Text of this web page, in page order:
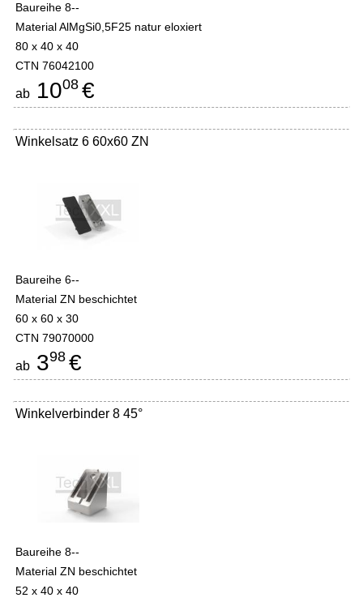
Baureihe 8--
Material AlMgSi0,5F25 natur eloxiert
80 x 40 x 40
CTN 76042100
ab 1008 €
Winkelsatz 6 60x60 ZN
Baureihe 6--
Material ZN beschichtet
60 x 60 x 30
CTN 79070000
ab 398 €
Winkelverbinder 8 45°
Baureihe 8--
Material ZN beschichtet
52 x 40 x 40